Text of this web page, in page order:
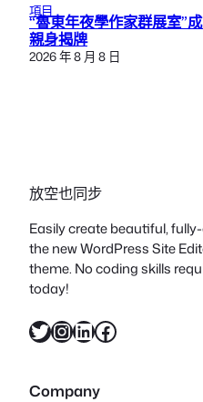
項目
“魯東年夜學作家群展室”
親身揭牌
2026 年 8 月 8 日
放空也同步
Easily create beautiful,
the new WordPress Site
theme. No coding skills
today!
X InstagramLinkedIn Facebook
Company